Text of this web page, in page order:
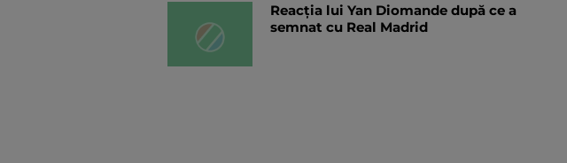
Reacția lui Yan Diomande după ce a
semnat cu Real Madrid